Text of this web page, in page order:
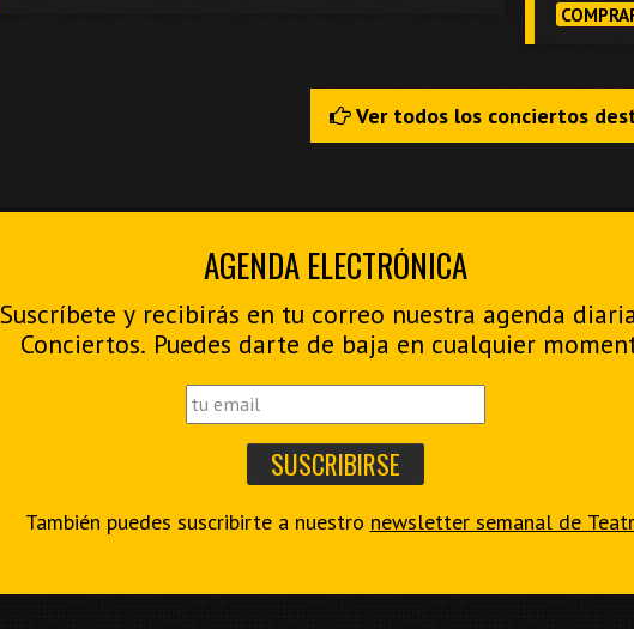
Ver todos los conciertos
AGENDA ELECTRÓNICA
Suscríbete y recibirás en tu correo nuestra agenda
Conciertos. Puedes darte de baja en cualquier
También puedes suscribirte a nuestro newsletter semanal de